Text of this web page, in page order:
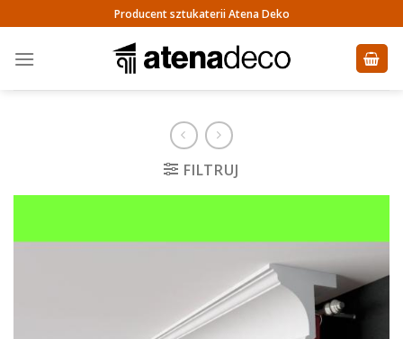
to
content
Producent sztukaterii Atena Deko
FILTRUJ